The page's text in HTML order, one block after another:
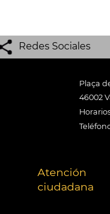
Redes Sociales
Plaça
46002
Atención
ciudadana